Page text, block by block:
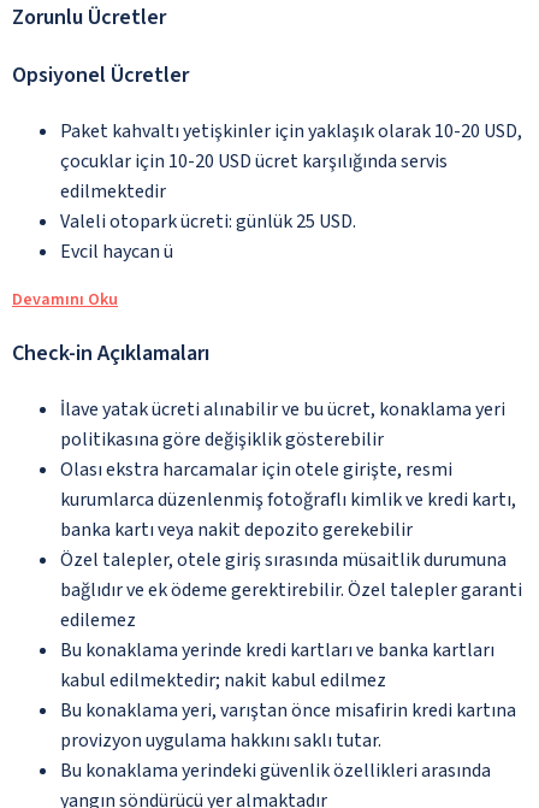
Zorunlu Ücretler
Opsiyonel Ücretler
Paket kahvaltı yetişkinler için yaklaşık olarak 10-20 USD,
çocuklar için 10-20 USD ücret karşılığında servis
edilmektedir
Valeli otopark ücreti: günlük 25 USD.
Evcil haycan ü
Devamını Oku
Check-in Açıklamaları
İlave yatak ücreti alınabilir ve bu ücret, konaklama yeri
politikasına göre değişiklik gösterebilir
Olası ekstra harcamalar için otele girişte, resmi
kurumlarca düzenlenmiş fotoğraflı kimlik ve kredi kartı,
banka kartı veya nakit depozito gerekebilir
Özel talepler, otele giriş sırasında müsaitlik durumuna
bağlıdır ve ek ödeme gerektirebilir. Özel talepler garanti
edilemez
Bu konaklama yerinde kredi kartları ve banka kartları
kabul edilmektedir; nakit kabul edilmez
Bu konaklama yeri, varıştan önce misafirin kredi kartına
provizyon uygulama hakkını saklı tutar.
Bu konaklama yerindeki güvenlik özellikleri arasında
yangın söndürücü yer almaktadır